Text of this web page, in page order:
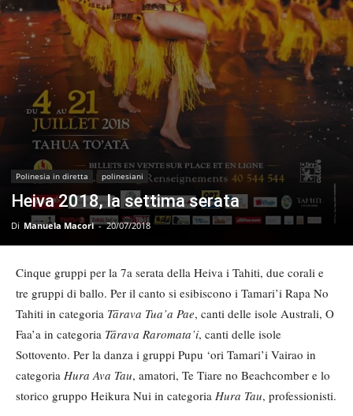
Polinesia in diretta polinesiani
Heiva 2018, la settima serata
Di Manuela Macori - 20/07/2018
Cinque gruppi per la 7a serata della Heiva i Tahiti, due corali e
tre gruppi di ballo. Per il canto si esibiscono i Tamari’i Rapa No
Tahiti in categoria Tārava Tua’a Pae, canti delle isole Australi, O
Faa’a in categoria Tārava Raromata’i, canti delle isole
Sottovento. Per la danza i gruppi Pupu ‘ori Tamari’i Vairao in
categoria Hura Ava Tau, amatori, Te Tiare no Beachcomber e lo
storico gruppo Heikura Nui in categoria Hura Tau, professionisti.